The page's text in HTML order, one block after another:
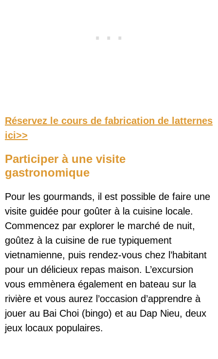
Réservez le cours de fabrication de latternes
ici>>
Participer à une visite
gastronomique
Pour les gourmands, il est possible de faire une
visite guidée pour goûter à la cuisine locale.
Commencez par explorer le marché de nuit,
goûtez à la cuisine de rue typiquement
vietnamienne, puis rendez-vous chez l’habitant
pour un délicieux repas maison. L’excursion
vous emmènera également en bateau sur la
rivière et vous aurez l’occasion d’apprendre à
jouer au Bai Choi (bingo) et au Dap Nieu, deux
jeux locaux populaires.